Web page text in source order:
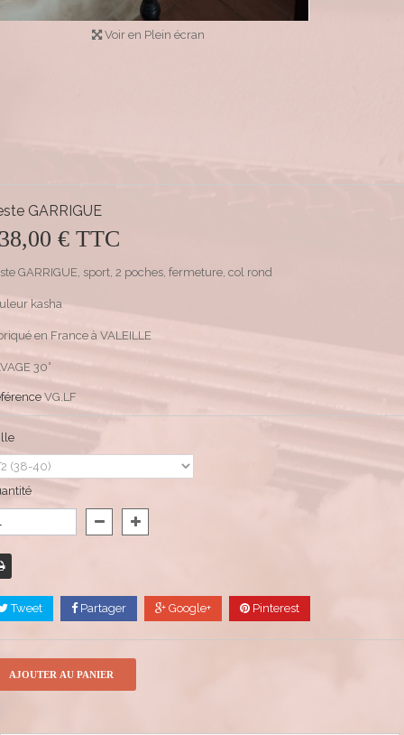
Voir en Plein écran
GARRIGUE
€ TTC
GARRIGUE, sport, 2 poches, fermeture, col rond
kasha
en France à VALEILLE
30°
VG.LF
Tweet Partager Google+ Pinterest
AJOUTER AU PANIER